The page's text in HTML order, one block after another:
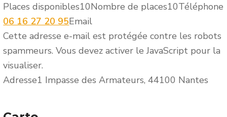
Places disponibles10Nombre de places10Téléphone
06 16 27 20 95Email
Cette adresse e-mail est protégée contre les robots
spammeurs. Vous devez activer le JavaScript pour la
visualiser.
Adresse1 Impasse des Armateurs, 44100 Nantes